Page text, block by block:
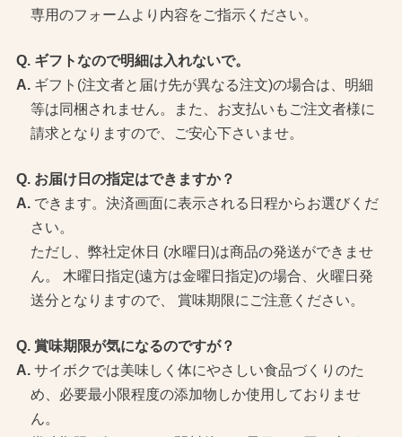
専用のフォームより内容をご指示ください。
ギフトなので明細は入れないで。
ギフト(注文者と届け先が異なる注文)の場合は、明細
等は同梱されません。また、お支払いもご注文者様に
請求となりますので、ご安心下さいませ。
お届け日の指定はできますか？
できます。決済画面に表示される日程からお選びくだ
さい。
ただし、弊社定休日 (水曜日)は商品の発送ができませ
ん。 木曜日指定(遠方は金曜日指定)の場合、火曜日発
送分となりますので、 賞味期限にご注意ください。
賞味期限が気になるのですが？
サイボクでは美味しく体にやさしい食品づくりのた
め、必要最小限程度の添加物しか使用しておりませ
ん。